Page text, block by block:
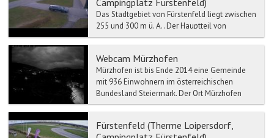
Campingplatz Fürstenfeld)
Das Stadtgebiet von Fürstenfeld liegt zwischen
255 und 300 m ü. A.. Der Hauptteil von
Fürstenfeld liegt auf einer Talstufe oder
Webcam Mürzhofen
Mürzhofen ist bis Ende 2014 eine Gemeinde
mit 936 Einwohnern im österreichischen
Bundesland Steiermark. Der Ort Mürzhofen
liegt im Bezirk Bruck-Mür...
Fürstenfeld (Therme Loipersdorf,